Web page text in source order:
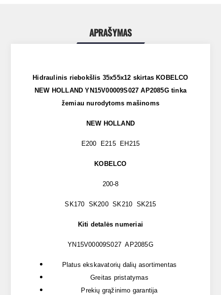
APRAŠYMAS
Hidraulinis riebokšlis 35x55x12 skirtas KOBELCO
NEW HOLLAND YN15V00009S027 AP2085G tinka
žemiau nurodytoms mašinoms
NEW HOLLAND
E200 E215 EH215
KOBELCO
200-8
SK170 SK200 SK210 SK215
Kiti detalės numeriai
YN15V00009S027 AP2085G
Platus ekskavatorių dalių asortimentas
Greitas pristatymas
Prekių grąžinimo garantija